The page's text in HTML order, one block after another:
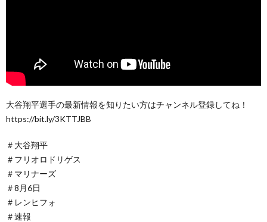
大谷翔平選手の最新情報を知りたい方はチャンネル登録してね！
https://bit.ly/3KTTJBB
＃大谷翔平
＃フリオロドリゲス
＃マリナーズ
＃8月6日
＃レンヒフォ
＃速報